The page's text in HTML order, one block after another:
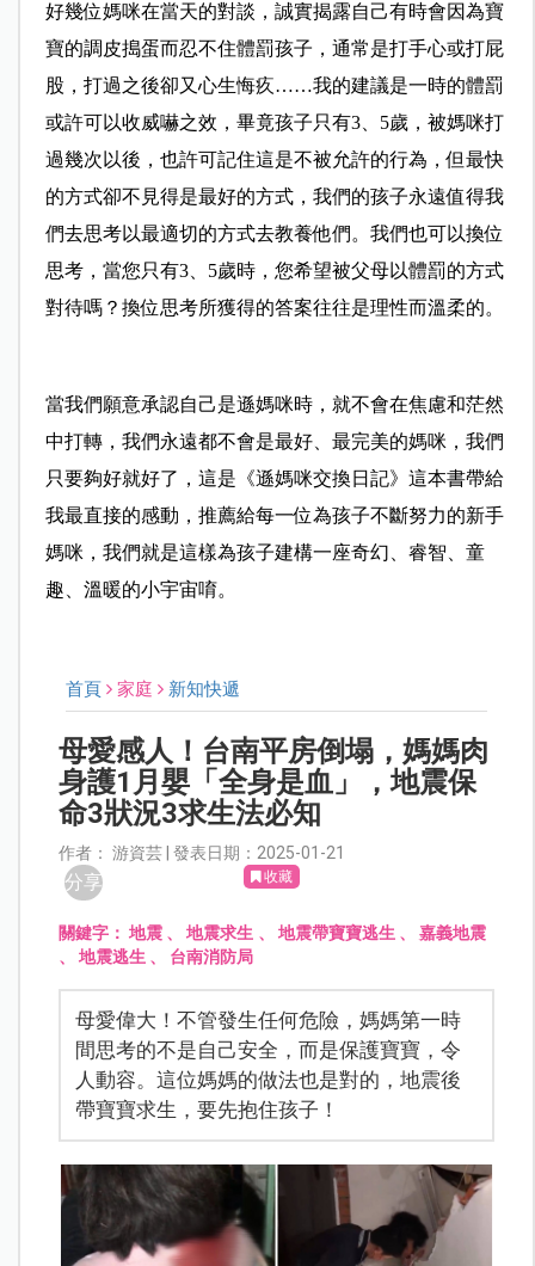
好幾位媽咪在當天的對談，誠實揭露自己有時會因為寶
寶的調皮搗蛋而忍不住體罰孩子，通常是打手心或打屁
股，打過之後卻又心生悔疚……我的建議是一時的體罰
或許可以收威嚇之效，畢竟孩子只有3、5歲，被媽咪打
過幾次以後，也許可記住這是不被允許的行為，但最快
的方式卻不見得是最好的方式，我們的孩子永遠值得我
們去思考以最適切的方式去教養他們。我們也可以換位
思考，當您只有3、5歲時，您希望被父母以體罰的方式
對待嗎？換位思考所獲得的答案往往是理性而溫柔的。
當我們願意承認自己是遜媽咪時，就不會在焦慮和茫然
中打轉，我們永遠都不會是最好、最完美的媽咪，我們
只要夠好就好了，這是《遜媽咪交換日記》這本書帶給
我最直接的感動，推薦給每一位為孩子不斷努力的新手
媽咪，我們就是這樣為孩子建構一座奇幻、睿智、童
趣、溫暖的小宇宙唷。
首頁 家庭 新知快遞
母愛感人！台南平房倒塌，媽媽肉
身護1月嬰「全身是血」，地震保
命3狀況3求生法必知
作者： 游資芸 | 發表日期：2025-01-21
分享 收藏
關鍵字：地震 、地震求生 、 地震帶寶寶逃生、 嘉義地震
、地震逃生 、 台南消防局
母愛偉大！不管發生任何危險，媽媽第一時
間思考的不是自己安全，而是保護寶寶，令
人動容。這位媽媽的做法也是對的，地震後
帶寶寶求生，要先抱住孩子！